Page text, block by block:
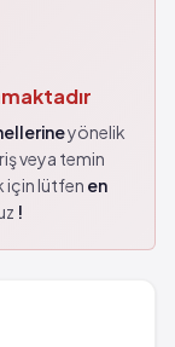
yönelik
veya temin
için lütfen en
!